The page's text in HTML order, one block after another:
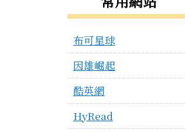
布可星球
因雄崛起
酷英網
HyRead